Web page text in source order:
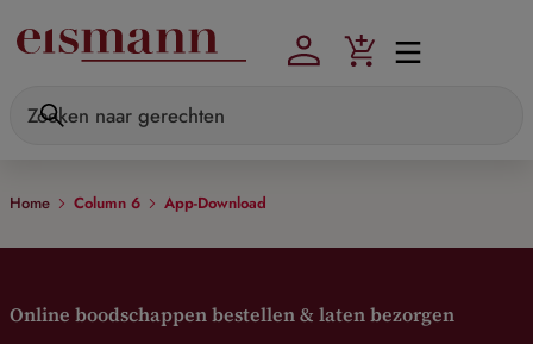
Home Column 6 App-Download
Online boodschappen bestellen & laten bezorgen